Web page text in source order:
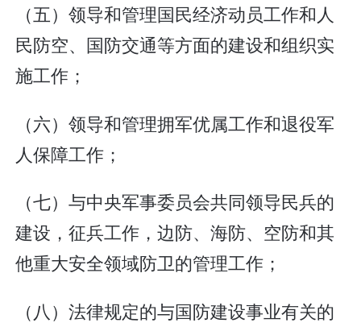
（五）领导和管理国民经济动员工作和人
民防空、国防交通等方面的建设和组织实
施工作；
（六）领导和管理拥军优属工作和退役军
人保障工作；
（七）与中央军事委员会共同领导民兵的
建设，征兵工作，边防、海防、空防和其
他重大安全领域防卫的管理工作；
（八）法律规定的与国防建设事业有关的